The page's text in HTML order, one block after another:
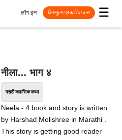
☰
लॉग इन विनामूल्य प्रकाशित करा
नीला... भाग ४
मराठी क्लासिक कथा
Neela - 4 book and story is written
by Harshad Molishree in Marathi .
This story is getting good reader